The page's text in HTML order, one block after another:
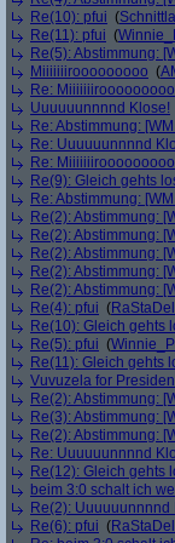
Re(10): pfui (
Re(11): pfui (
Re(5): Abstimmung:
Miiiiiiirooooooooo (
Re: Miiiiiiirooooooooo
Uuuuuunnnnd Klose!
Re: Abstimmung:
Re: Uuuuuunnnnd
Re: Miiiiiiirooooooooo
Re(9): Gleich gehts
Re: Abstimmung:
Re(2): Abstimmung:
Re(2): Abstimmung:
Re(2): Abstimmung:
Re(2): Abstimmung:
Re(2): Abstimmung:
Re(4): pfui (
Re(10): Gleich gehts
Re(5): pfui (
Re(11): Gleich gehts
Vuvuzela for
Re(2): Abstimmung:
Re(3): Abstimmung:
Re(2): Abstimmung:
Re: Uuuuuunnnnd
Re(12): Gleich gehts
beim 3:0 schalt ich
Re(2): Uuuuuunnnnd
Re(6): pfui (